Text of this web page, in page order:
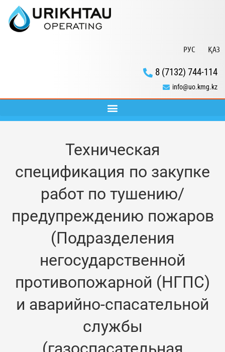
РУС ҚАЗ
8 (7132) 744-114
info@uo.kmg.kz
Техническая
спецификация по закупке
работ по тушению/
предупреждению пожаров
(Подразделения
негосударственной
противопожарной (НГПС)
и аварийно-спасательной
службы